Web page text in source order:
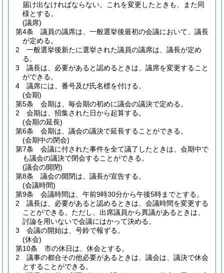
届け出なければならない。
これを変更したときも、また同
様とする。
(議席)
第4条
議員の議席は、一般選挙後最初の会議において、議長
が定める。
2
一般選挙後新たに選挙された議員の議席は、議長が定め
る。
3
議長は、必要があると認めるときは、議席を変更すること
ができる。
4
議席には、番号及び氏名標を付ける。
(会期)
第5条
会期は、毎会期の初めに議会の議決で定める。
2
会期は、招集された日から起算する。
(会期の延長)
第6条
会期は、議会の議決で延長することができる。
(会期中の閉会)
第7条
会議に付された事件を全て議了したときは、会期中で
も議会の議決で閉会することができる。
(議会の開閉)
第8条
議会の開閉は、議長が宣告する。
(会議時間)
第9条
会議時間は、午前9時30分から午後5時までとする。
2
議長は、必要があると認めるときは、会議時間を変更する
ことができる。 ただし、出席議員から異議があるときは、
討論を用いないで会議にはかって決める。
3
会議の開始は、号鈴で報ずる。
(休会)
第10条
市の休日は、休会とする。
2
議事の都合その他必要があるときは、議会は、議決で休会
とすることができる。